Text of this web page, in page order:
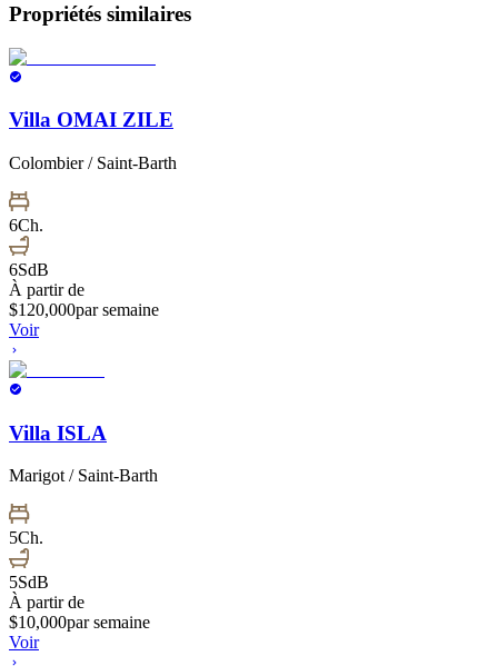
Propriétés similaires
Villa OMAI ZILE
Colombier / Saint-Barth
6Ch.
6SdB
À partir de
$120,000par semaine
Voir
Villa ISLA
Marigot / Saint-Barth
5Ch.
5SdB
À partir de
$10,000par semaine
Voir